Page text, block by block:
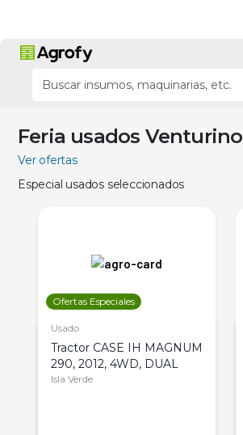
Feria usados Venturino
Ver ofertas
Especial usados seleccionados
Ofertas Especiales
Usado
Tractor CASE IH MAGNUM
290, 2012, 4WD, DUAL
Isla Verde